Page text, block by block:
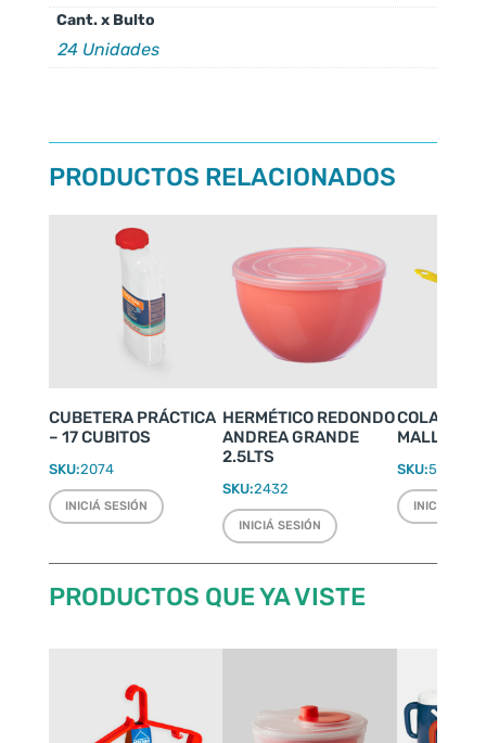
Cant. x Bulto
24 Unidades
PRODUCTOS RELACIONADOS
CUBETERA PRÁCTICA
– 17 CUBITOS
SKU:2074
INICIÁ SESIÓN
HERMÉTICO REDONDO
ANDREA GRANDE
2.5LTS
SKU:2432
INICIÁ SESIÓN
COLADOR
MALLA
SKU:5007
INICIÁ
PRODUCTOS QUE YA VISTE